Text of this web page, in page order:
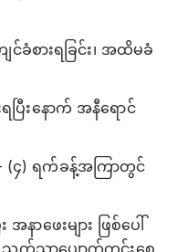
စားရခြင်း၊ အထိမခံ
ြီးနောက် အနီရောင်
(၄) ရက်ခန့်အကြာတွင်
ာဖေးများ ဖြစ်ပေါ်
သက်သာပျောက်ကင်းစေ